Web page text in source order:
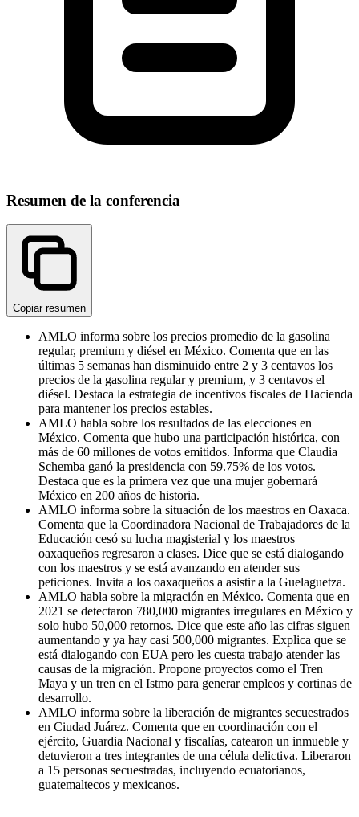
Resumen de la conferencia
Copiar resumen
AMLO informa sobre los precios promedio de la gasolina
regular, premium y diésel en México. Comenta que en las
últimas 5 semanas han disminuido entre 2 y 3 centavos los
precios de la gasolina regular y premium, y 3 centavos el
diésel. Destaca la estrategia de incentivos fiscales de Hacienda
para mantener los precios estables.
AMLO habla sobre los resultados de las elecciones en
México. Comenta que hubo una participación histórica, con
más de 60 millones de votos emitidos. Informa que Claudia
Schemba ganó la presidencia con 59.75% de los votos.
Destaca que es la primera vez que una mujer gobernará
México en 200 años de historia.
AMLO informa sobre la situación de los maestros en Oaxaca.
Comenta que la Coordinadora Nacional de Trabajadores de la
Educación cesó su lucha magisterial y los maestros
oaxaqueños regresaron a clases. Dice que se está dialogando
con los maestros y se está avanzando en atender sus
peticiones. Invita a los oaxaqueños a asistir a la Guelaguetza.
AMLO habla sobre la migración en México. Comenta que en
2021 se detectaron 780,000 migrantes irregulares en México y
solo hubo 50,000 retornos. Dice que este año las cifras siguen
aumentando y ya hay casi 500,000 migrantes. Explica que se
está dialogando con EUA pero les cuesta trabajo atender las
causas de la migración. Propone proyectos como el Tren
Maya y un tren en el Istmo para generar empleos y cortinas de
desarrollo.
AMLO informa sobre la liberación de migrantes secuestrados
en Ciudad Juárez. Comenta que en coordinación con el
ejército, Guardia Nacional y fiscalías, catearon un inmueble y
detuvieron a tres integrantes de una célula delictiva. Liberaron
a 15 personas secuestradas, incluyendo ecuatorianos,
guatemaltecos y mexicanos.